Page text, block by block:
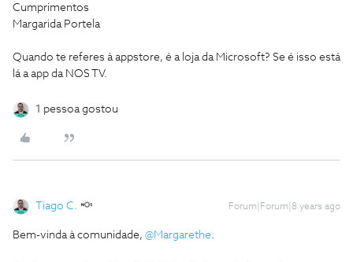
Cumprimentos
Margarida Portela
Quando te referes à appstore, é a loja da Microsoft? Se é isso está
lá a app da NOS TV.
1 pessoa gostou
Tiago C. Forum|Forum|8 years ago
Bem-vinda à comunidade, @Margarethe.